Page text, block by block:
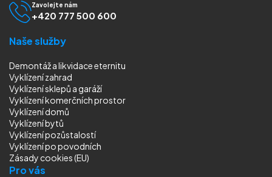
Zavolejte nám
+420 777 500 600
Naše služby
Demontáž a likvidace eternitu
Vyklízení zahrad
Vyklízení sklepů a garáží
Vyklízení komerčních prostor
Vyklízení domů
Vyklízení bytů
Vyklízení pozůstalostí
Vyklízenípo povodních
Zásady cookies (EU)
Pro vás